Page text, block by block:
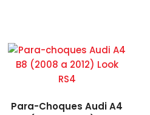
Para-Choques Audi A4